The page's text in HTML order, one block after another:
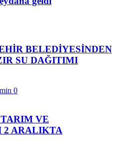
BELEDİYESİNDEN
SU DAĞITIMI
0
VE
2 ARALIKTA